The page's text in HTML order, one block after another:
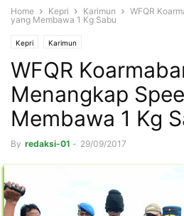
Home Kepri Karimun
WFQR
yang Membawa 1 Kg Sabu
Kepri Karimun
WFQR
Menangkap
Membawa 1 Kg
By redaksi-01 - 29/09/2017